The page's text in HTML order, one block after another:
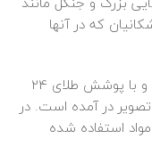
که در آنها
کوب پردیس با طراحی خارق العاده و با پوشش طلای 24
در آمده است. در
استفاده شده